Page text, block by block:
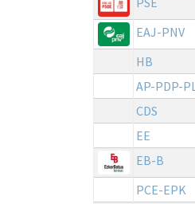
EAJ-PNV
HB
AP-PDP-PL
CDS
EE
EB-B
PCE-EPK